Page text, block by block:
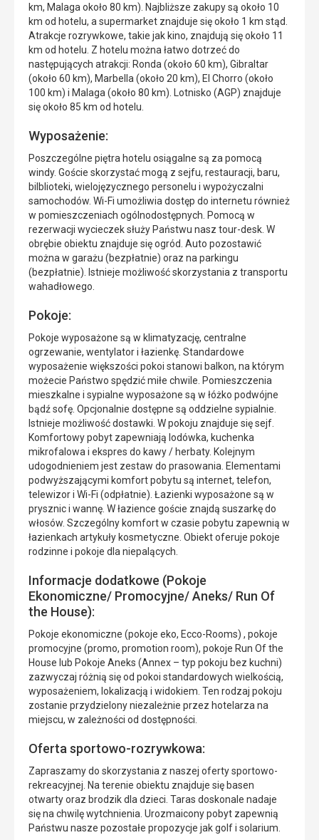
km, Malaga około 80 km). Najbliższe zakupy są około 10
km od hotelu, a supermarket znajduje się około 1 km stąd.
Atrakcje rozrywkowe, takie jak kino, znajdują się około 11
km od hotelu. Z hotelu można łatwo dotrzeć do
następujących atrakcji: Ronda (około 60 km), Gibraltar
(około 60 km), Marbella (około 20 km), El Chorro (około
100 km) i Malaga (około 80 km). Lotnisko (AGP) znajduje
się około 85 km od hotelu.
Wyposażenie:
Poszczególne piętra hotelu osiągalne są za pomocą
windy. Goście skorzystać mogą z sejfu, restauracji, baru,
bilblioteki, wielojęzycznego personelu i wypożyczalni
samochodów. Wi-Fi umożliwia dostęp do internetu również
w pomieszczeniach ogólnodostępnych. Pomocą w
rezerwacji wycieczek służy Państwu nasz tour-desk. W
obrębie obiektu znajduje się ogród. Auto pozostawić
można w garażu (bezpłatnie) oraz na parkingu
(bezpłatnie). Istnieje możliwość skorzystania z transportu
wahadłowego.
Pokoje:
Pokoje wyposażone są w klimatyzację, centralne
ogrzewanie, wentylator i łazienkę. Standardowe
wyposażenie większości pokoi stanowi balkon, na którym
możecie Państwo spędzić miłe chwile. Pomieszczenia
mieszkalne i sypialne wyposażone są w łóżko podwójne
bądź sofę. Opcjonalnie dostępne są oddzielne sypialnie.
Istnieje możliwość dostawki. W pokoju znajduje się sejf.
Komfortowy pobyt zapewniają lodówka, kuchenka
mikrofalowa i ekspres do kawy / herbaty. Kolejnym
udogodnieniem jest zestaw do prasowania. Elementami
podwyższającymi komfort pobytu są internet, telefon,
telewizor i Wi-Fi (odpłatnie). Łazienki wyposażone są w
prysznic i wannę. W łazience goście znajdą suszarkę do
włosów. Szczególny komfort w czasie pobytu zapewnią w
łazienkach artykuły kosmetyczne. Obiekt oferuje pokoje
rodzinne i pokoje dla niepalących.
Informacje dodatkowe (Pokoje
Ekonomiczne/ Promocyjne/ Aneks/ Run Of
the House):
Pokoje ekonomiczne (pokoje eko, Ecco-Rooms) , pokoje
promocyjne (promo, promotion room), pokoje Run Of the
House lub Pokoje Aneks (Annex – typ pokoju bez kuchni)
zazwyczaj różnią się od pokoi standardowych wielkością,
wyposażeniem, lokalizacją i widokiem. Ten rodzaj pokoju
zostanie przydzielony niezależnie przez hotelarza na
miejscu, w zależności od dostępności.
Oferta sportowo-rozrywkowa:
Zapraszamy do skorzystania z naszej oferty sportowo-
rekreacyjnej. Na terenie obiektu znajduje się basen
otwarty oraz brodzik dla dzieci. Taras doskonale nadaje
się na chwilę wytchnienia. Urozmaicony pobyt zapewnią
Państwu nasze pozostałe propozycje jak golf i solarium.